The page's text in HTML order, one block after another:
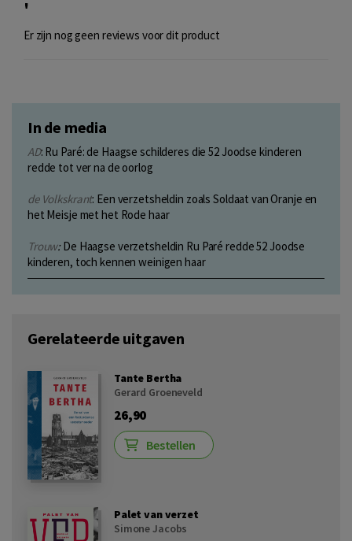
'
Er zijn nog geen reviews voor dit product
In de media
AD: Ru Paré: de Haagse schilderes die 52 Joodse kinderen
redde tot ver na de oorlog
de Volkskrant: Een verzetsheldin zoals Soldaat van Oranje en
het Meisje met het Rode haar
Trouw:De Haagse verzetsheldin Ru Paré redde 52 Joodse
kinderen, toch kennen weinigen haar
Gerelateerde uitgaven
Tante Bertha
Gerard Groeneveld
26,90
Bestellen
Palet van verzet
Simone Jacobs